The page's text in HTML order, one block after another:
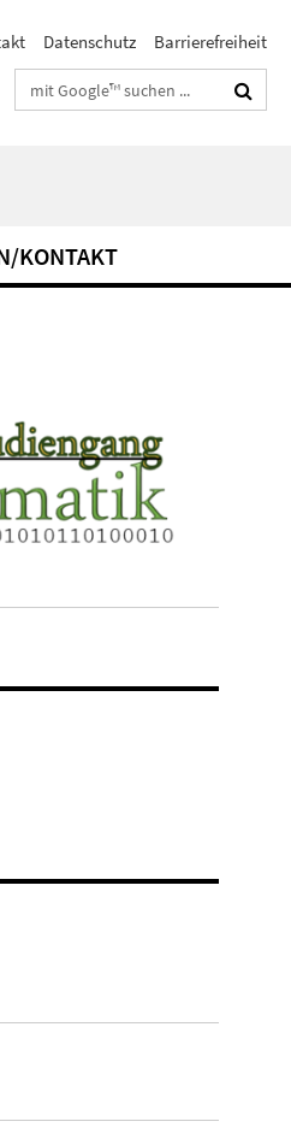
Datenschutz Barrierefreiheit
Suchbegriffe
KONTAKT